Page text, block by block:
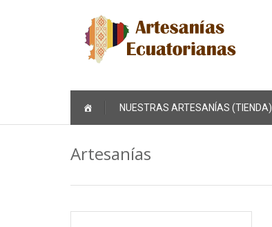
content
NUESTRAS ARTESANÍAS (TIENDA)
Artesanías